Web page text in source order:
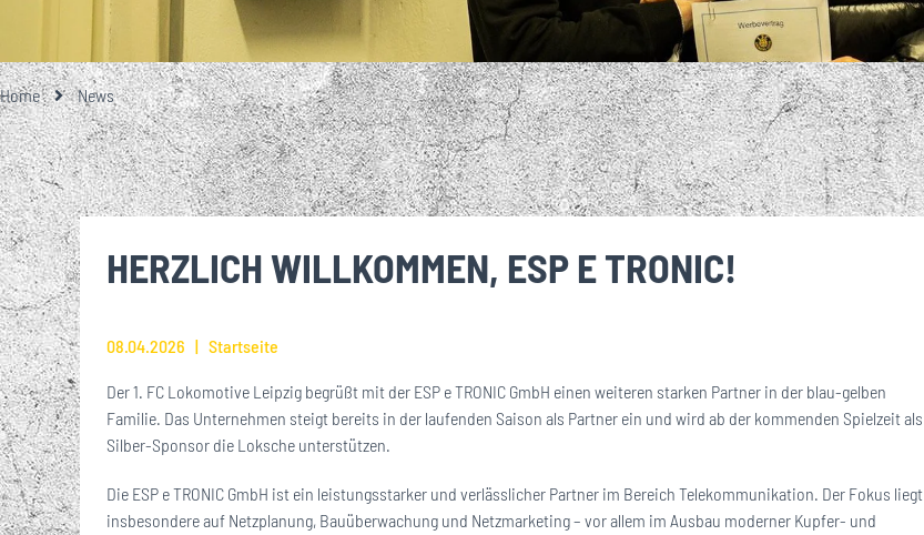
GESCHICHTE
VEREINSHISTORIE
EHRENMITGLIEDER
BREITENSPORT
WIRTSCHAFTSRAT
JOBS
ALLES RUND UM DIE
MITGLIEDSCHAFT BEIM 1. FC
LOK LEIPZIG
FUSSBALL PUR. DER M
ARKENKERN DES 1. FC LOK L
EIPZIG
TEAMFOTO
UNSERE 1. MANNSCHAFT IM
ÜBERBLICK
EISENBAHNER-TALENTE-SCHULE
FUSSBALLSCHULE
LOKRUF
UNSERE PARTNER – GEMEINSAM
STARK!
EIN BESONDERER ORT FÜR
GROSSE UND KLEINE LOK-FANS
Home
News
HERZLICH WILLKOMMEN, ESP E TRONIC!
08.04.2026 Startseite
Der 1. FC Lokomotive Leipzig begrüßt mit der ESP e TRONIC GmbH einen weiteren starken Partner in der blau-gelben
Familie. Das Unternehmen steigt bereits in der laufenden Saison als Partner ein und wird ab der kommenden Spielzeit als
Silber-Sponsor die Loksche unterstützen.
Die ESP e TRONIC GmbH ist ein leistungsstarker und verlässlicher Partner im Bereich Telekommunikation. Der Fokus liegt
insbesondere auf Netzplanung, Bauüberwachung und Netzmarketing – vor allem im Ausbau moderner Kupfer- und